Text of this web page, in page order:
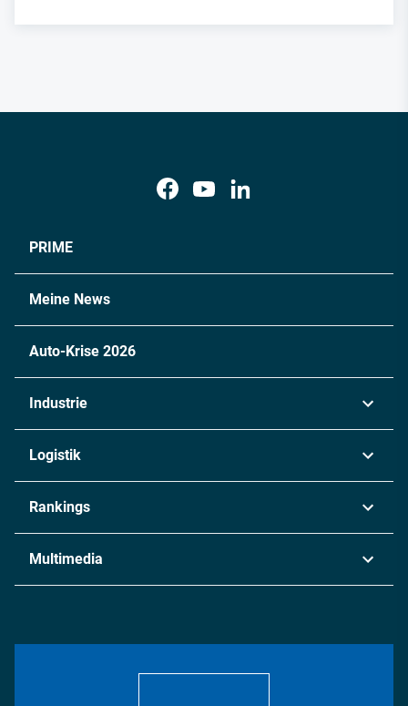
PRIME
Meine News
Auto-Krise 2026
Industrie
Chemie
Metall
Energie
Logistik
Rankings
Multimedia